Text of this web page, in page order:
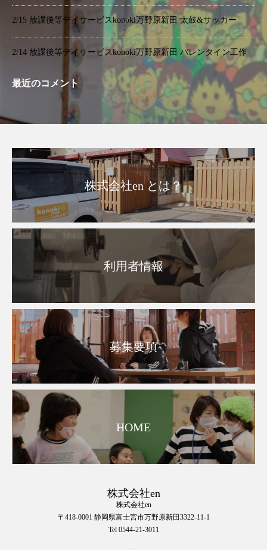
2/15 放課後等デイサービスkonoki万野原新田 太鼓&サッカー
2/14 放課後等デイサービスkonoki万野原新田 バレンタイン工作
最近のコメント
株式会社en とは？
利用者情報
募集要項
HOME
株式会社en
株式会社en
〒418-0001 静岡県富士宮市万野原新田3322-11-1
Tel 0544-21-3011